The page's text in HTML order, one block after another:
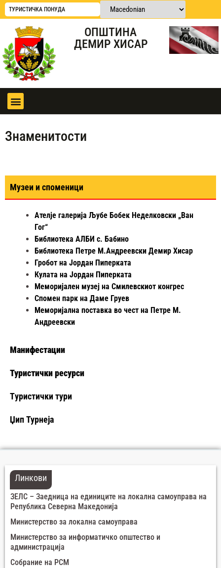
ТУРИСТИЧКА ПОНУДА
ОПШТИНА
ДЕМИР ХИСАР
Знаменитости
Музеи и споменици
Ателје галерија Љубе Бобек Неделковски „Ван
Гог“
Библиотека АЛБИ с. Бабино
Библиотека Петре М.Андреевски Демир Хисар
Гробот на Јордан Пиперката
Кулата на Јордан Пиперката
Меморијален музеј на Смилевскиот конгрес
Спомен парк на Даме Груев
Меморијална поставка во чест на Петре М.
Андреевски
Манифестации
Туристички ресурси
Tуристички тури
Џип Турнеја
Линкови
ЗЕЛС – Заедница на единиците на локална самоуправа на
Република Северна Македонија
Министерство за локална самоуправа
Министерство за информатичко општество и
администрација
Собрание на РСМ